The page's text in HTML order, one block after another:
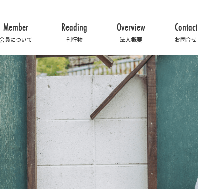
Member
員について
Reading
刊行物
Overview
法人概要
Contact
お問合せ